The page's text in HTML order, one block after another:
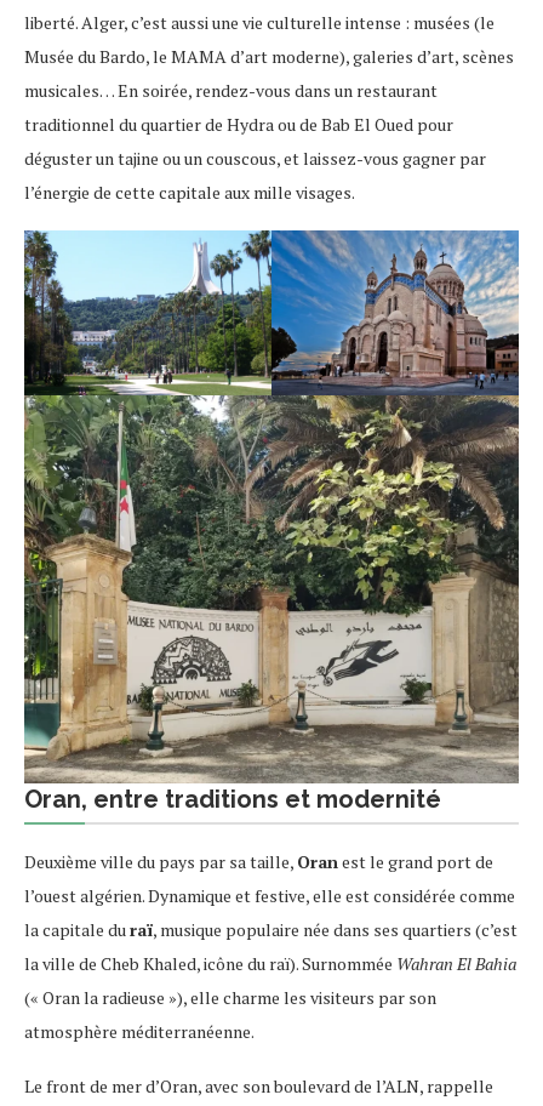
liberté. Alger, c’est aussi une vie culturelle intense : musées (le
Musée du Bardo, le MAMA d’art moderne), galeries d’art, scènes
musicales… En soirée, rendez-vous dans un restaurant
traditionnel du quartier de Hydra ou de Bab El Oued pour
déguster un tajine ou un couscous, et laissez-vous gagner par
l’énergie de cette capitale aux mille visages.
Oran, entre traditions et modernité
Deuxième ville du pays par sa taille, Oranest le grand port de
l’ouest algérien. Dynamique et festive, elle est considérée comme
la capitale duraï, musique populaire née dans ses quartiers (c’est
la ville de Cheb Khaled, icône du raï). Surnommée Wahran El Bahia
(« Oran la radieuse »), elle charme les visiteurs par son
atmosphère méditerranéenne.
Le front de mer d’Oran, avec son boulevard de l’ALN, rappelle